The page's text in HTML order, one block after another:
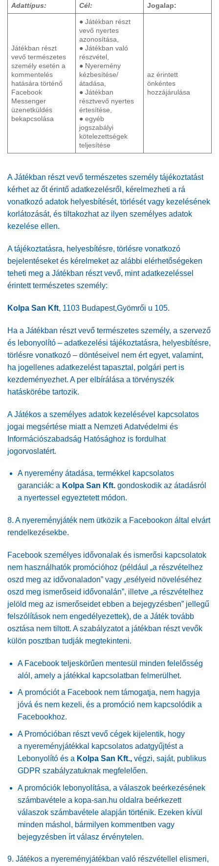
Adattípus: Cél: Jogalap:
Játékban részt
vevő természetes
személy esetén a
kommentelés
hatására történő
Facebook
Messenger
üzenetküldés
bekapcsolása
● Játékban részt
vevő nyertes
azonosítása,
● Játékban való
részvétel,
● Nyeremény
kézbesítése/
átadása,
● Játékban
résztvevő nyertes
értesítése,
● egyéb
jogszabályi
kötelezettségek
teljesítése
az érintett
önkéntes
hozzájárulása
A Játékban részt vevő természetes személy tájékoztatást
kérhet az őt érintő adatkezelésről, kérelmezheti a rá
vonatkozó adatok helyesbítését, törlését vagy kezelésének
korlátozását, és tiltakozhat az ilyen személyes adatok
kezelése ellen.
A tájékoztatásra, helyesbítésre, törlésre vonatkozó
bejelentéseket és kérelmeket az alábbi elérhetőségeken
teheti meg a Játékban részt vevő, mint adatkezeléssel
érintett természetes személy:
Kolpa San Kft, 1103 Budapest,Gyömrői u 105.
Ha a Játékban részt vevő természetes személy, a szervező
és lebonyolító – adatkezelési tájékoztatásra, helyesbítésre,
törlésre vonatkozó – döntéseivel nem ért egyet, valamint,
ha jogellenes adatkezelést tapasztal, polgári pert is
kezdeményezhet. A per elbírálása a törvényszék
hatáskörébe tartozik.
A Játékos a személyes adatok kezelésével kapcsolatos
jogai megsértése miatt a Nemzeti Adatvédelmi és
Információszabadság Hatósághoz is fordulhat
jogorvoslatért.
A nyeremény átadása, termékkel kapcsolatos
garanciák: a Kolpa San Kft. gondoskodik az átadásról
a nyertessel egyeztetett módon.
8. A nyereményjáték nem ütközik a Facebookon által elvárt
rendelkezésekbe.
Facebook személyes idővonalak és ismerősi kapcsolatok
nem használhatók promócióhoz (például „a részvételhez
oszd meg az idővonaladon” vagy „esélyeid növeléséhez
oszd meg ismerőseid idővonalán”, illetve „a részvételhez
jelöld meg az ismerőseidet ebben a bejegyzésben” jellegű
felszólítások nem engedélyezettek), de a Játék tovább
osztása nem tiltott. A szabályzatot a játékban részt vevők
külön posztban tudják megtekinteni.
A Facebook teljeskörűen mentesül minden felelősség
alól, amely a játékkal kapcsolatban felmerülhet.
A promóciót a Facebook nem támogatja, nem hagyja
jóvá és nem kezeli, és a promóció nem kapcsolódik a
Facebookhoz.
A Promócióban részt vevő cégek kijelentik, hogy
a nyereményjátékkal kapcsolatos adatgyűjtést a
Lebonyolító és a Kolpa San Kft., végzi, saját, publikus
GDPR szabályzatuknak megfelelően.
A promóciók lebonyolítása, a válaszok beérkezésének
számbavétele a kopa-san.hu oldalra beérkezett
válaszok számbavétele alapján történik. Ezeken kívül
minden máshol, bármilyen kommentben vagy
bejegyzésben írt válasz érvénytelen.
9. Játékos a nyereményjátékban való részvétellel elismeri,